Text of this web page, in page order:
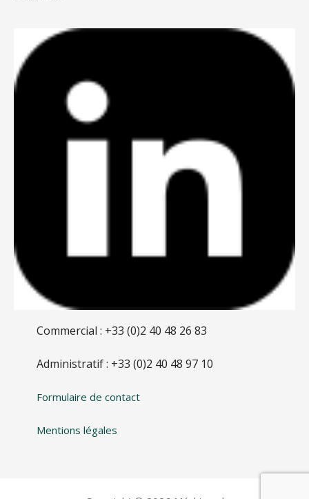
Commercial : +33 (0)2 40 48 26 83
Administratif : +33 (0)2 40 48 97 10
Formulaire de contact
Mentions légales